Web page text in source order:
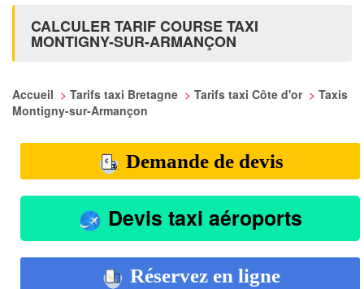
CALCULER TARIF COURSE TAXI
MONTIGNY-SUR-ARMANÇON
Accueil > Tarifs taxi Bretagne > Tarifs taxi Côte d'or > Taxis
Montigny-sur-Armançon
Demande de devis
Devis taxi aéroports
Réservez en ligne